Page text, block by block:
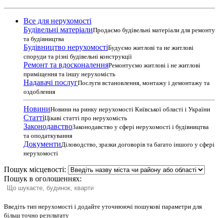
Все для нерухомості
Будівельні матеріалиПродаємо будівельні матеріали для ремонту
та будівництва
Будівництво нерухомостіБудуємо житлові та не житлові
споруди та різні будівельні конструкції
Ремонт та вдосконаленняРемонтуємо житлові і не житлові
приміщення та іншу нерухомість
Надавачі послугПослуги встановлення, монтажу і демонтажу та
оздоблення
НовиниНовини на ринку нерухомості Київської області і України
СтаттіЦікаві статті про нерухомість
ЗаконодавствоЗаконодавство у сфері нерухомості і будівництва
та оподаткування
ДокументиДіловодство, зразки договорів та багато іншого у сфері
нерухомості
Пошук місцевості:
Пошук в оголошеннях:
Введіть тип нерухомості і додайте уточнюючі пошукові параметри для
більш точно результату